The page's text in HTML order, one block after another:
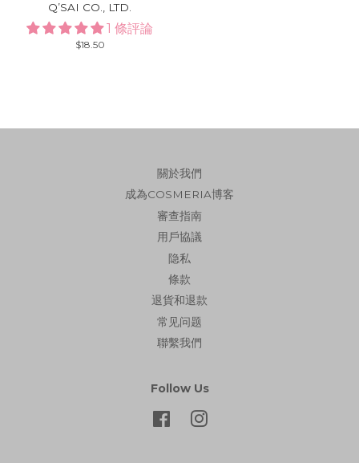
Q’SAI CO., LTD.
1 條評論
Regular
$18.50
關於我們
成為COSMERIA博客
審查指南
用戶協議
隐私
條款
退貨和退款
常见问题
聯繫我們
Follow Us
FacebookInstagram